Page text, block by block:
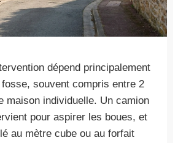
dépend principalement
souvent compris entre 2
maison individuelle. Un camion
pour aspirer les boues, et
au mètre cube ou au forfait